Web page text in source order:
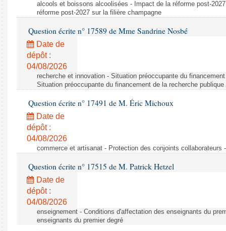
alcools et boissons alcoolisées - Impact de la réforme post-
réforme post-2027 sur la filière champagne
Question écrite n° 17589 de Mme Sandrine Nosbé
Date de
dépôt :
04/08/2026
recherche et innovation - Situation préoccupante du
Situation préoccupante du financement de la recherche publique
Question écrite n° 17491 de M. Éric Michoux
Date de
dépôt :
04/08/2026
commerce et artisanat - Protection des conjoints collaborateurs
Question écrite n° 17515 de M. Patrick Hetzel
Date de
dépôt :
04/08/2026
enseignement - Conditions d'affectation des enseignants du
enseignants du premier degré